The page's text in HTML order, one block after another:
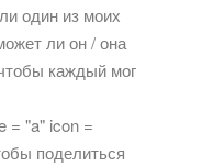
один из моих
ли он / она
каждый мог
= "a" icon =
поделиться